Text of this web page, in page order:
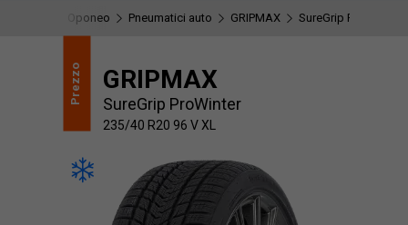
Oponeo Pneumatici auto GRIPMAX SureGrip ProWinter
Prezzo GRIPMAX
SureGrip ProWinter
235/40 R20 96 V XL